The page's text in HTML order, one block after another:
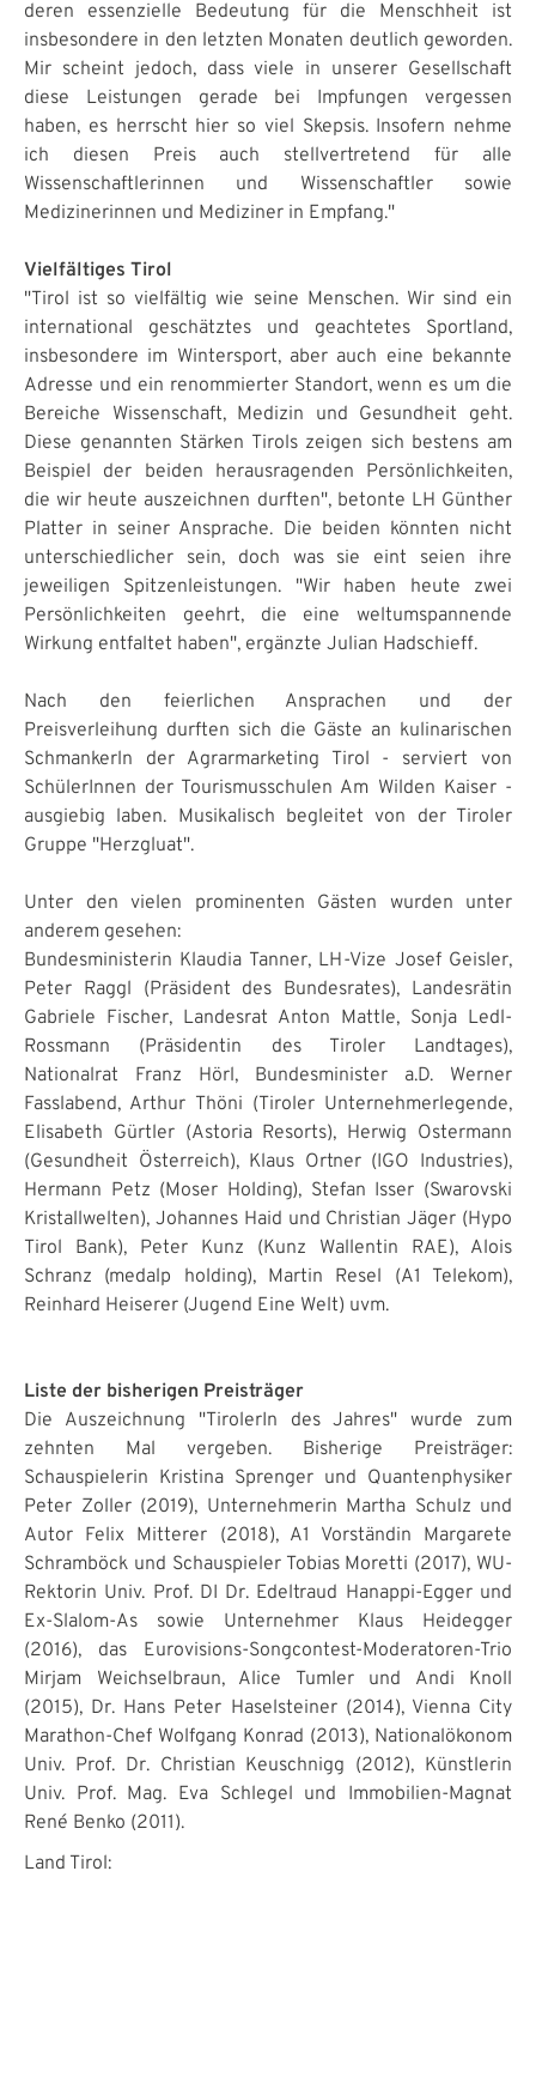
deren essenzielle Bedeutung für die Menschheit ist
insbesondere in den letzten Monaten deutlich geworden.
Mir scheint jedoch, dass viele in unserer Gesellschaft
diese Leistungen gerade bei Impfungen vergessen
haben, es herrscht hier so viel Skepsis. Insofern nehme
ich diesen Preis auch stellvertretend für alle
Wissenschaftlerinnen und Wissenschaftler sowie
Medizinerinnen und Mediziner in Empfang."
Vielfältiges Tirol
"Tirol ist so vielfältig wie seine Menschen. Wir sind ein
international geschätztes und geachtetes Sportland,
insbesondere im Wintersport, aber auch eine bekannte
Adresse und ein renommierter Standort, wenn es um die
Bereiche Wissenschaft, Medizin und Gesundheit geht.
Diese genannten Stärken Tirols zeigen sich bestens am
Beispiel der beiden herausragenden Persönlichkeiten,
die wir heute auszeichnen durften", betonte LH Günther
Platter in seiner Ansprache. Die beiden könnten nicht
unterschiedlicher sein, doch was sie eint seien ihre
jeweiligen Spitzenleistungen. "Wir haben heute zwei
Persönlichkeiten geehrt, die eine weltumspannende
Wirkung entfaltet haben", ergänzte Julian Hadschieff.
Nach den feierlichen Ansprachen und der
Preisverleihung durften sich die Gäste an kulinarischen
Schmankerln der Agrarmarketing Tirol - serviert von
SchülerInnen der Tourismusschulen Am Wilden Kaiser -
ausgiebig laben. Musikalisch begleitet von der Tiroler
Gruppe "Herzgluat".
Unter den vielen prominenten Gästen wurden unter
anderem gesehen:
Bundesministerin Klaudia Tanner, LH-Vize Josef Geisler,
Peter Raggl (Präsident des Bundesrates), Landesrätin
Gabriele Fischer, Landesrat Anton Mattle, Sonja Ledl-
Rossmann (Präsidentin des Tiroler Landtages),
Nationalrat Franz Hörl, Bundesminister a.D. Werner
Fasslabend, Arthur Thöni (Tiroler Unternehmerlegende,
Elisabeth Gürtler (Astoria Resorts), Herwig Ostermann
(Gesundheit Österreich), Klaus Ortner (IGO Industries),
Hermann Petz (Moser Holding), Stefan Isser (Swarovski
Kristallwelten), Johannes Haid und Christian Jäger (Hypo
Tirol Bank), Peter Kunz (Kunz Wallentin RAE), Alois
Schranz (medalp holding), Martin Resel (A1 Telekom),
Reinhard Heiserer (Jugend Eine Welt) uvm.
Liste der bisherigen Preisträger
Die Auszeichnung "TirolerIn des Jahres" wurde zum
zehnten Mal vergeben. Bisherige Preisträger:
Schauspielerin Kristina Sprenger und Quantenphysiker
Peter Zoller (2019), Unternehmerin Martha Schulz und
Autor Felix Mitterer (2018), A1 Vorständin Margarete
Schramböck und Schauspieler Tobias Moretti (2017), WU-
Rektorin Univ. Prof. DI Dr. Edeltraud Hanappi-Egger und
Ex-Slalom-As sowie Unternehmer Klaus Heidegger
(2016), das Eurovisions-Songcontest-Moderatoren-Trio
Mirjam Weichselbraun, Alice Tumler und Andi Knoll
(2015), Dr. Hans Peter Haselsteiner (2014), Vienna City
Marathon-Chef Wolfgang Konrad (2013), Nationalökonom
Univ. Prof. Dr. Christian Keuschnigg (2012), Künstlerin
Univ. Prof. Mag. Eva Schlegel und Immobilien-Magnat
René Benko (2011).
Land Tirol: